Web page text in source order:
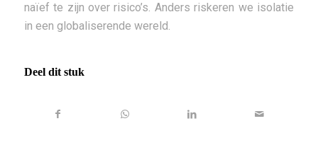
naïef te zijn over risico’s. Anders riskeren we isolatie
in een globaliserende wereld.
Deel dit stuk